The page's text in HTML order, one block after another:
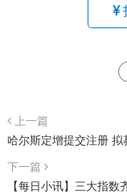
上一篇
哈尔斯定增提交注册
下一篇
【每日小讯】三大指